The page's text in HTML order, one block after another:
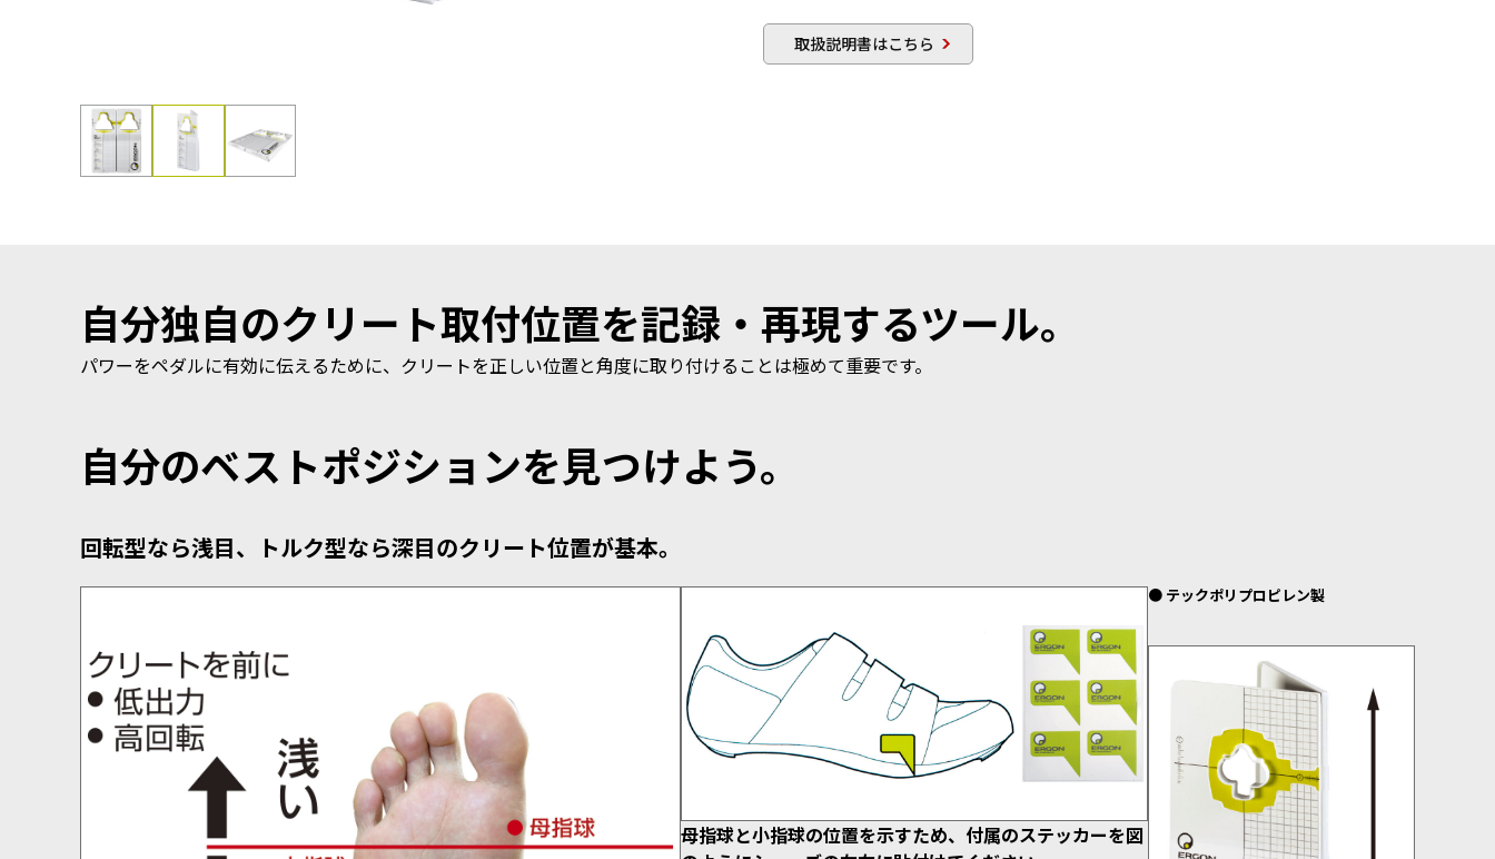
取扱説明書はこちら
自分独自のクリート取付位置を記録・再現するツール。
パワーをペダルに有効に伝えるために、クリートを正しい位置と角度に取り付けることは極めて重要です。
自分のベストポジションを見つけよう。
回転型なら浅目、トルク型なら深目のクリート位置が基本。
母指球と小指球の位置を示すため、付属のステッカーを図
● テックポリプロピレン製